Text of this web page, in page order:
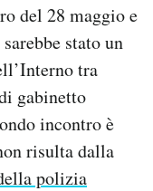
del 28 maggio e
stato un
tra
gabinetto
incontro è
risulta dalla
polizia